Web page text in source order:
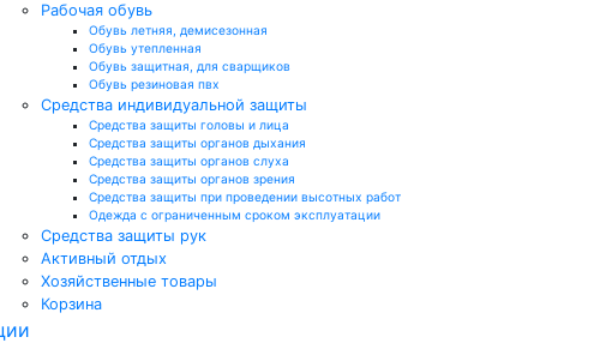
Рабочая обувь
Обувь летняя, демисезонная
Обувь утепленная
Обувь защитная, для сварщиков
Обувь резиновая пвх
Средства индивидуальной защиты
Средства защиты головы и лица
Средства защиты органов дыхания
Средства защиты органов слуха
Средства защиты органов зрения
Средства защиты при проведении высотных работ
Одежда с ограниченным сроком эксплуатации
Средства защиты рук
Активный отдых
Хозяйственные товары
Корзина